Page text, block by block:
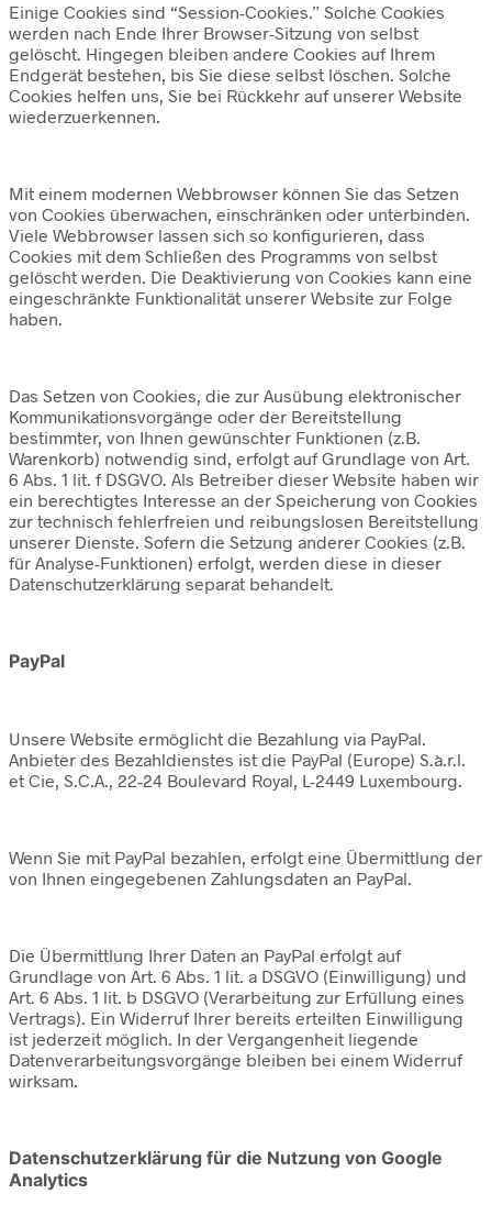
Einige Cookies sind “Session-Cookies.” Solche Cookies
werden nach Ende Ihrer Browser-Sitzung von selbst
gelöscht. Hingegen bleiben andere Cookies auf Ihrem
Endgerät bestehen, bis Sie diese selbst löschen. Solche
Cookies helfen uns, Sie bei Rückkehr auf unserer Website
wiederzuerkennen.
Mit einem modernen Webbrowser können Sie das Setzen
von Cookies überwachen, einschränken oder unterbinden.
Viele Webbrowser lassen sich so konfigurieren, dass
Cookies mit dem Schließen des Programms von selbst
gelöscht werden. Die Deaktivierung von Cookies kann eine
eingeschränkte Funktionalität unserer Website zur Folge
haben.
Das Setzen von Cookies, die zur Ausübung elektronischer
Kommunikationsvorgänge oder der Bereitstellung
bestimmter, von Ihnen gewünschter Funktionen (z.B.
Warenkorb) notwendig sind, erfolgt auf Grundlage von Art.
6 Abs. 1 lit. f DSGVO. Als Betreiber dieser Website haben wir
ein berechtigtes Interesse an der Speicherung von Cookies
zur technisch fehlerfreien und reibungslosen Bereitstellung
unserer Dienste. Sofern die Setzung anderer Cookies (z.B.
für Analyse-Funktionen) erfolgt, werden diese in dieser
Datenschutzerklärung separat behandelt.
PayPal
Unsere Website ermöglicht die Bezahlung via PayPal.
Anbieter des Bezahldienstes ist die PayPal (Europe) S.à.r.l.
et Cie, S.C.A., 22-24 Boulevard Royal, L-2449 Luxembourg.
Wenn Sie mit PayPal bezahlen, erfolgt eine Übermittlung der
von Ihnen eingegebenen Zahlungsdaten an PayPal.
Die Übermittlung Ihrer Daten an PayPal erfolgt auf
Grundlage von Art. 6 Abs. 1 lit. a DSGVO (Einwilligung) und
Art. 6 Abs. 1 lit. b DSGVO (Verarbeitung zur Erfüllung eines
Vertrags). Ein Widerruf Ihrer bereits erteilten Einwilligung
ist jederzeit möglich. In der Vergangenheit liegende
Datenverarbeitungsvorgänge bleiben bei einem Widerruf
wirksam.
Datenschutzerklärung für die Nutzung von Google
Analytics